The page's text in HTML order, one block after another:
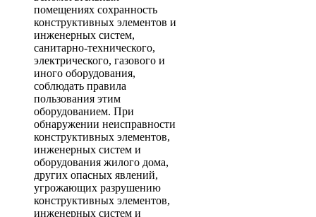
помещениях сохранность
конструктивных элементов и
инженерных систем,
санитарно-технического,
электрического, газового и
иного оборудования,
соблюдать правила
пользования этим
оборудованием. При
обнаружении неисправности
конструктивных элементов,
инженерных систем и
оборудования жилого дома,
других опасных явлений,
угрожающих разрушению
конструктивных элементов,
инженерных систем и